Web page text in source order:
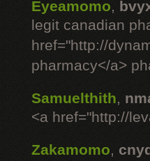
Eyeamomo,
legit canadian
href="http://
pharmacy</a>
Samuelthith,
<a href="http://
Zakamomo,